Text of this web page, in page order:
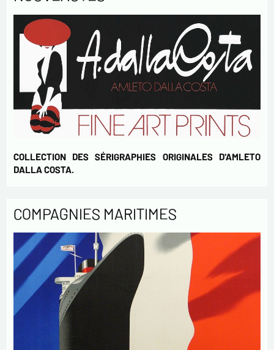
COLLECTION DES SÉRIGRAPHIES ORIGINALES D'AMLETO
DALLA COSTA.
COMPAGNIES MARITIMES